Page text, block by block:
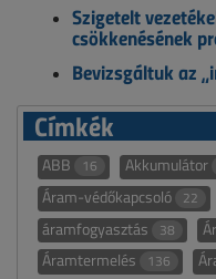
Szigetelt
csökkenésének
Bevizsgáltuk az
Címkék
ABB 16 Akkumulátor
Áram-védőkapcsoló 22
áramfogyasztás 38
Áramtermelés 136